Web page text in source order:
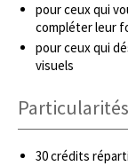
pour ceux qui
compléter leur
pour ceux qui
visuels
Particularités
30 crédits